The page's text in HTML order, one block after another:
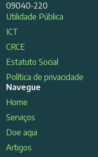
09040-220
Utilidade Pública
ICT
CRCE
Estatuto Social
Política de privacidade
Navegue
Home
Serviços
Doe aqui
Artigos